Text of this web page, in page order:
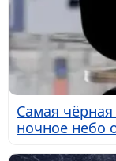
Самая
ночное небо